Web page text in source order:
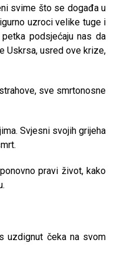
svime što se događa u
uzroci velike tuge i
podsjećaju nas da
Uskrsa, usred ove krize,
sve smrtonosne
Svjesni svojih grijeha
pravi život, kako
uzdignut čeka na svom